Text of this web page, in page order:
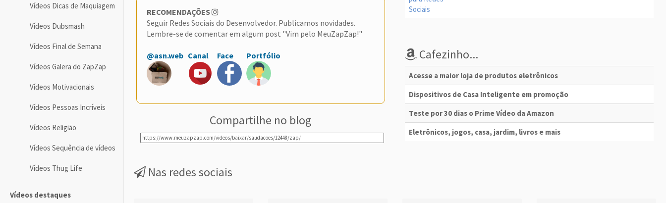
Vídeos Dicas de Maquiagem
Vídeos Dubsmash
Vídeos Final de Semana
Vídeos Galera do ZapZap
Vídeos Motivacionais
Vídeos Pessoas Incríveis
Vídeos Religião
Vídeos Sequência de vídeos
Vídeos Thug Life
Vídeos destaques
RECOMENDAÇÕES
Seguir Redes Sociais do Desenvolvedor. Publicamos novidades.
Lembre-se de comentar em algum post "Vim pelo MeuZapZap!"
@asn.web Canal Face Portfólio
Compartilhe no blog
Cafezinho...
Acesse a maior loja de produtos eletrônicos
Dispositivos de Casa Inteligente em promoção
Teste por 30 dias o Prime Vídeo da Amazon
Eletrônicos, jogos, casa, jardim, livros e mais
Nas redes sociais